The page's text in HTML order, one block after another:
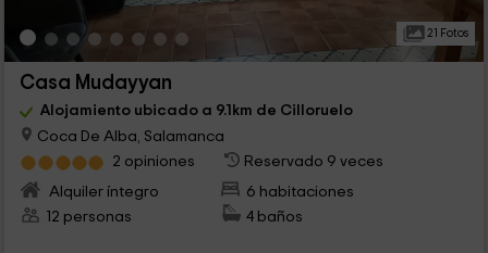
21 Fotos
Casa Mudayyan
Alojamiento ubicado a 9.1km de Cilloruelo
Coca De Alba, Salamanca
2 opiniones
Reservado 9 veces
Alquiler íntegro
6 habitaciones
12 personas
4 baños